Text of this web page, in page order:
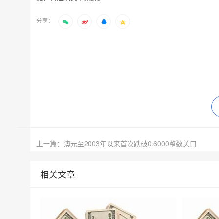
分享：
上一篇：澳元至2003年以来首次跌破0.6000整数关口
相关文章